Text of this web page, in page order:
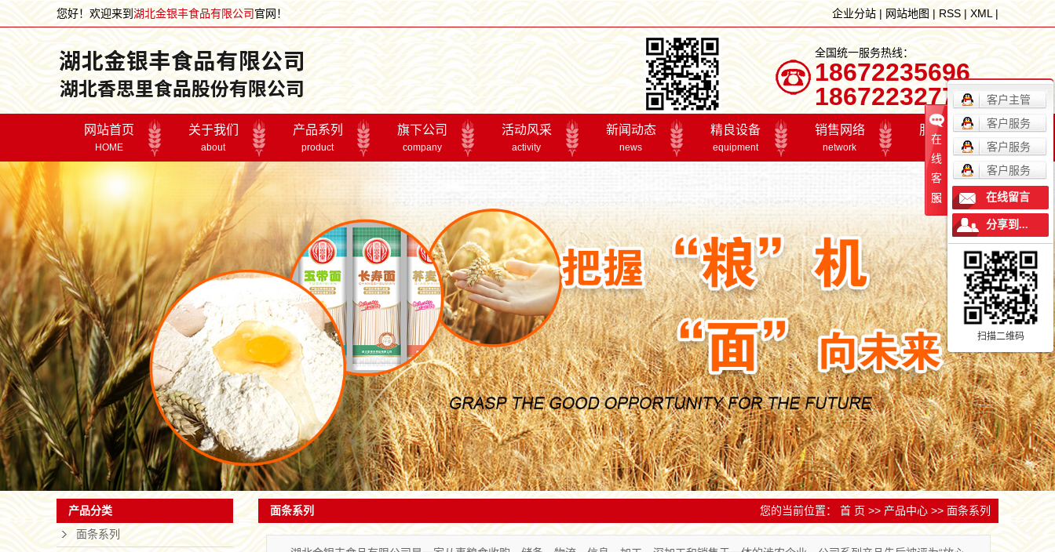
您好！欢迎来到 湖北金银丰食品有限公司官网！ 企业分站| 网站地图 | RSS |XML |
全国统一服务热线：
18672235696
18672232777
网站首页
HOME
关于我们
about
董事长致词
公司简介
宣传片
企业文化
关怀鼓励
荣誉资质
联系我们
走进金银丰
湖北金银丰食品有限公司是湖北金银丰食品集团下辖的子公
司，是一家从事粮食收购、储备、物流、信息、加工、深加工
和销售于一体的涉农企业。
产品系列
product
面粉系列
礼盒系列
产品系列
公司主导产品“涢丰”牌小麦粉和“良机”牌挂面销往全国十几个
省（市）的180多个县市，并为康师傅、统一、旺旺、华丰、
达利园等国内知名食品加工企业提供优良系列专用粉，产品一
直受到用户的好评。
旗下公司
company
实干二十年
公司建立了完善的质量记录体系，实现了产品质量管理微机
化；对工艺流程及关键质量控制点实行全程跟踪检测，实行追
溯制，从而确保了金银丰产品的良好品质
活动风采
activity
成都参展
产品博览交易会
精品展示交易会
荆楚粮油展
活动风采
全国马铃薯主食化产业联盟2017年年会
新闻动态
news
行业资讯
专题报道
最新资讯
关注我们，实时掌握最新粮油精品新闻
精良设备
equipment
精良设备
工欲善其事，必先利其器。公司引进国际较先进的生
备和技术人才，为产品质量和企业发展提供了有力保
销售网络
network
销售网络
我们已组建集销售、服务
设立服务中心和网点。
服务体系
service
招贤纳士
在线留言
联系我们
产品分类
面条系列
面条系列 您的当前位置： 首 页 >> 产品中心 >> 面条系列
在
线
客
服
客户主管
客户服务
客户服务
客户服务
在线留言
分享到...
扫描二维码